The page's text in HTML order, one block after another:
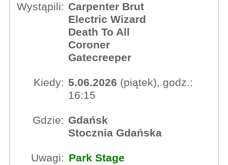
Wystąpili: Carpenter Brut
Electric Wizard
Death To All
Coroner
Gatecreeper
Kiedy: 5.06.2026 (piątek), godz.:
16:15
Gdzie: Gdańsk
Stocznia Gdańska
Uwagi: Park Stage